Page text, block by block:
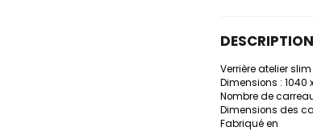
Verrière atelier
Dimensions : 1040
Nombre de
Dimensions des
Fabriqué en